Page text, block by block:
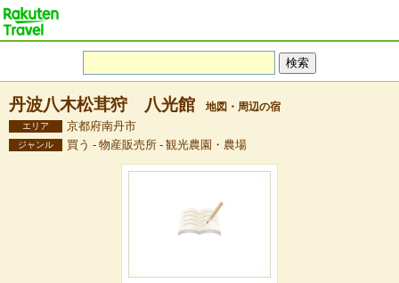
丹波八木松茸狩 八光館 地図・周辺の宿
エリア 京都府南丹市
ジャンル 買う - 物産販売所 - 観光農園・農場